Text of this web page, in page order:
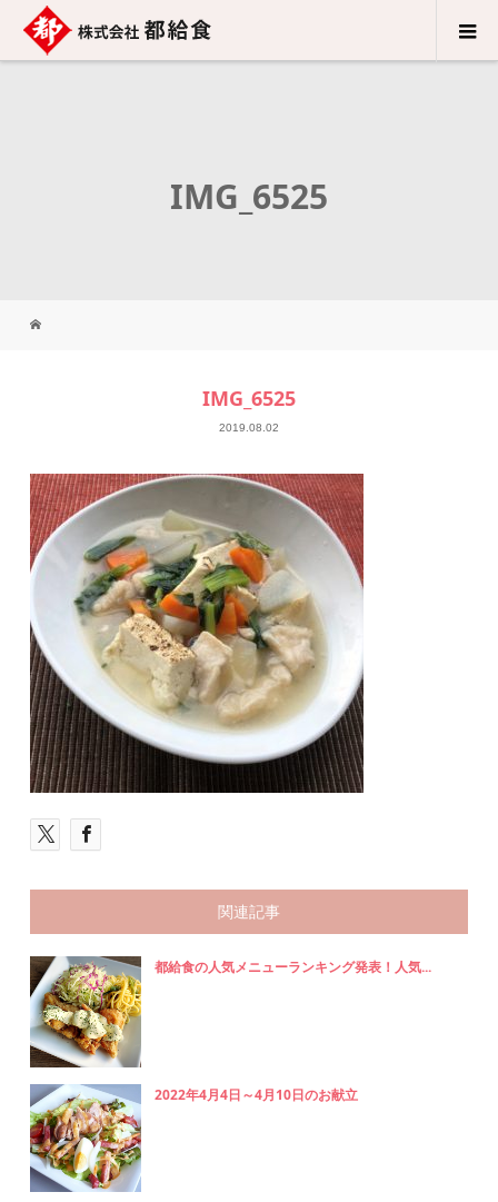
IMG_6525
IMG_6525
2019.08.02
関連記事
都給食の人気メニューランキング発表！人気...
2022年4月4日～4月10日のお献立